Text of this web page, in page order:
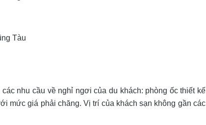
Tàu
nhu cầu về nghỉ ngơi của du khách: phòng ốc thiết kế
mức giá phải chăng. Vị trí của khách sạn không gần các